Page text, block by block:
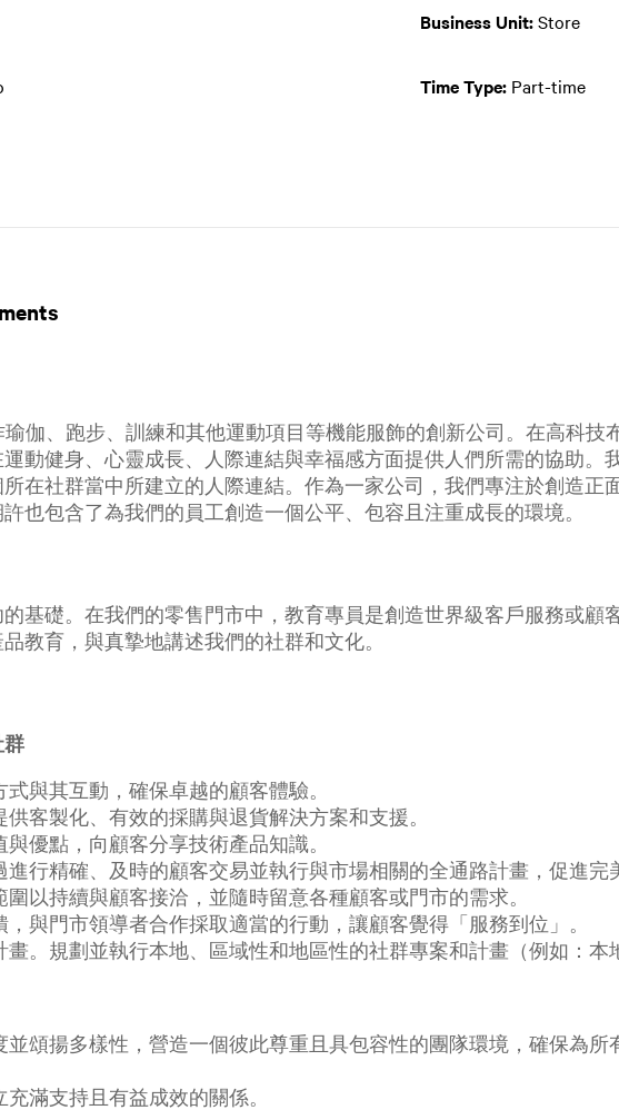
Business Unit:Store
Time Type: Part-time
瑜伽、跑步、訓練和其他運動項目等機能服飾的創新公司。在高科
動健身、心靈成長、人際連結與幸福感方面提供人們所需的協助。
在社群當中所建立的人際連結。作為一家公司，我們專注於創造正
也包含了為我們的員工創造一個公平、包容且注重成長的環境。
基礎。在我們的零售門市中，教育專員是創造世界級客戶服務或顧
教育，與真摯地講述我們的社群和文化。
群
與其互動，確保卓越的顧客體驗。
客製化、有效的採購與退貨解決方案和支援。
優點，向顧客分享技術產品知識。
行精確、及時的顧客交易並執行與市場相關的全通路計畫，促進完
以持續與顧客接洽，並隨時留意各種顧客或門市的需求。
與門市領導者合作採取適當的行動，讓顧客覺得「服務到位」。
。規劃並執行本地、區域性和地區性的社群專案和計畫（例如：本
並頌揚多樣性，營造一個彼此尊重且具包容性的團隊環境，確保為
滿支持且有益成效的關係。